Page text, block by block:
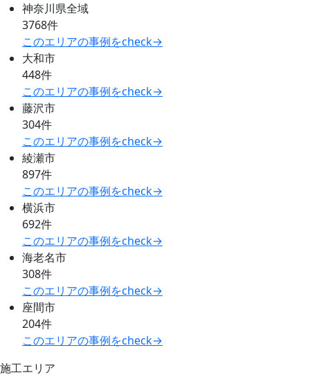
神奈川県全域
3768件
このエリアの事例をcheck→
大和市
448件
このエリアの事例をcheck→
藤沢市
304件
このエリアの事例をcheck→
綾瀬市
897件
このエリアの事例をcheck→
横浜市
692件
このエリアの事例をcheck→
海老名市
308件
このエリアの事例をcheck→
座間市
204件
このエリアの事例をcheck→
施工エリア